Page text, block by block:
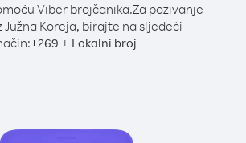
Viber brojčanika.Za pozivanje
Južna Koreja, birajte na sljedeći
+269 + Lokalni broj